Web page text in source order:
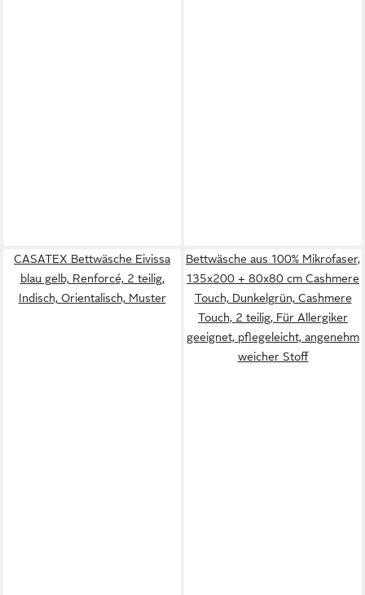
CASATEX Bettwäsche Eivissa
blau gelb, Renforcé, 2 teilig,
Indisch, Orientalisch, Muster
Bettwäsche aus 100% Mikrofaser,
135x200 + 80x80 cm Cashmere
Touch, Dunkelgrün, Cashmere
Touch, 2 teilig, Für Allergiker
geeignet, pflegeleicht, angenehm
weicher Stoff